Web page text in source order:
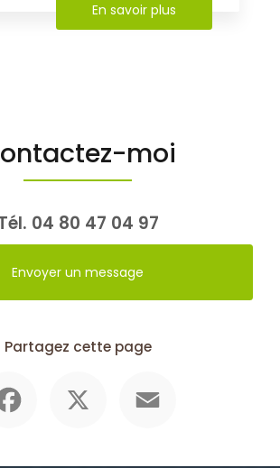
En savoir plus
moi
04 80 47 04 97
Envoyer un message
Partagez cette page